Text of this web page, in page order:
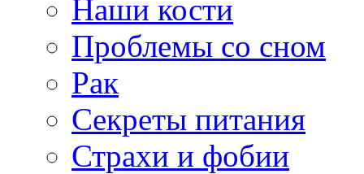
Наши кости
Проблемы со сном
Рак
Секреты питания
Страхи и фобии